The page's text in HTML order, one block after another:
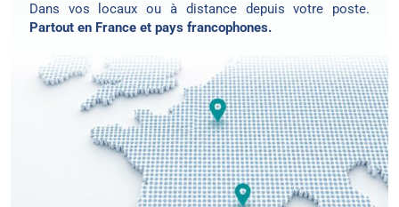
Dans vos locaux ou à distancedepuis votre poste.
Partout en France et pays francophones.